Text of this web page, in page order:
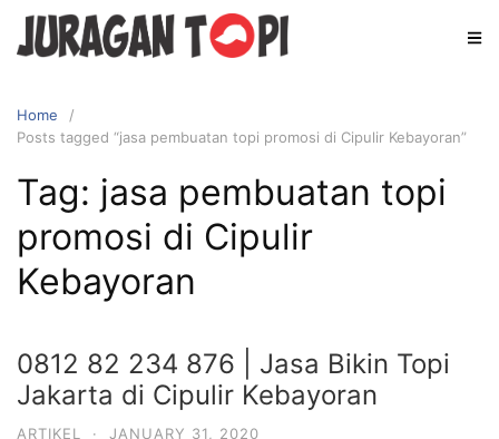
Skip
Home
Posts tagged “jasa pembuatan topi promosi di Cipulir Kebayoran”
Tag: jasa pembuatan topi
promosi di Cipulir
Kebayoran
0812 82 234 876 | Jasa Bikin Topi
Jakarta di Cipulir Kebayoran
ARTIKEL · JANUARY 31, 2020